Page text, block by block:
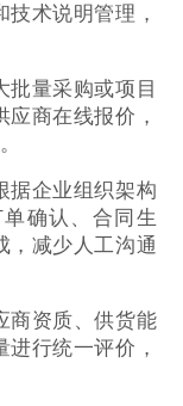
术说明管理，
批量采购或项目
商在线报价，
据企业组织架构
确认、合同生
，减少人工沟通
商资质、供货能
行统一评价，